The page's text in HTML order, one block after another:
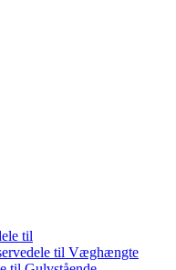
til
til Væghængte